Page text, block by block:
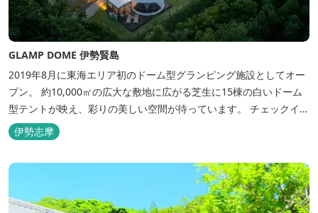
GLAMP DOME 伊勢賢島
2019年8月に東海エリア初のドーム型グランピング施設としてオー
プン。 約10,000㎡の広大な敷地に広がる芝生に15棟の白いドーム
型テントが映え、彩りの美しい空間が待っています。 チェックイン
後は『ハーゲンダッツ食べ放題』 夕食は松阪牛や伊勢海老を贅沢に
使用した「三重ブランドBBQプラン」や、1人前350ｇと食べ応え
のあるお肉を用意した「肉盛りプラン」などからお選びできま
伊勢志摩